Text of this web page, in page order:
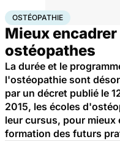
AccueilSantéOstéopathie
OSTÉOPATHIE
Mieux
ostéopathes
La durée et le
l'ostéopathie sont
par un décret publié le
2015, les écoles
leur cursus, pour mieux
formation des futurs